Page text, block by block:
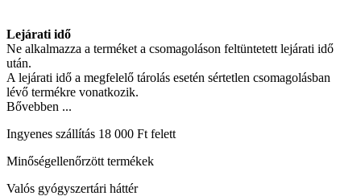
Lejárati idő
Ne alkalmazza a terméket a csomagoláson feltüntetett lejárati idő
után.
A lejárati idő a megfelelő tárolás esetén sértetlen csomagolásban
lévő termékre vonatkozik.
Bővebben ...
Ingyenes szállítás 18 000 Ft felett
Minőségellenőrzött termékek
Valós gyógyszertári háttér